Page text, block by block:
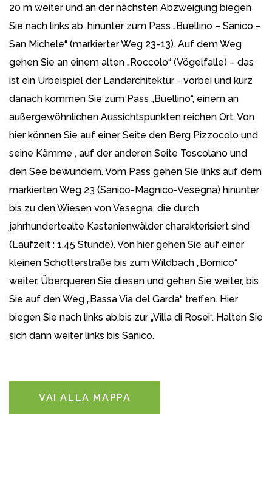
20 m weiter und an der nächsten Abzweigung biegen
Sie nach links ab, hinunter zum Pass „Buellino – Sanico –
San Michele“ (markierter Weg 23-13). Auf dem Weg
gehen Sie an einem alten „Roccolo“ (Vögelfalle) – das
ist ein Urbeispiel der Landarchitektur - vorbei und kurz
danach kommen Sie zum Pass „Buellino“, einem an
außergewöhnlichen Aussichtspunkten reichen Ort. Von
hier können Sie auf einer Seite den Berg Pizzocolo und
seine Kämme , auf der anderen Seite Toscolano und
den See bewundern. Vom Pass gehen Sie links auf dem
markierten Weg 23 (Sanico-Magnico-Vesegna) hinunter
bis zu den Wiesen von Vesegna, die durch
jahrhundertealte Kastanienwälder charakterisiert sind
(Laufzeit : 1,45 Stunde). Von hier gehen Sie auf einer
kleinen Schotterstraße bis zum Wildbach „Bornico“
weiter. Überqueren Sie diesen und gehen Sie weiter, bis
Sie auf den Weg „Bassa Via del Garda“ treffen. Hier
biegen Sie nach links ab,bis zur „Villa di Rosei“. Halten Sie
sich dann weiter links bis Sanico.
VAI ALLA MAPPA